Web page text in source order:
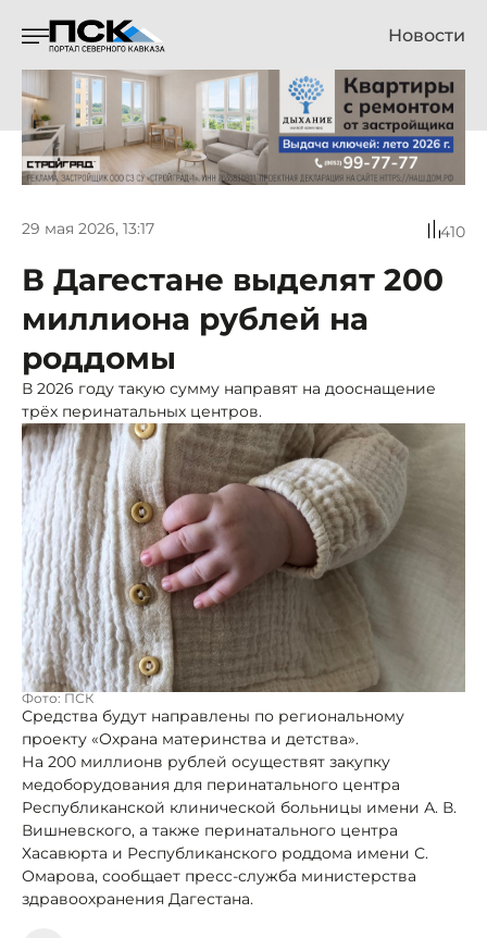
Новости
29 мая 2026, 13:17 410
В Дагестане выделят 200
миллиона рублей на
роддомы
В 2026 году такую сумму направят на дооснащение
трёх перинатальных центров.
Фото: ПСК
Средства будут направлены по региональному
проекту «Охрана материнства и детства».
На 200 миллионв рублей осуществят закупку
медоборудования для перинатального центра
Республиканской клинической больницы имени А. В.
Вишневского, а также перинатального центра
Хасавюрта и Республиканского роддома имени С.
Омарова, сообщает пресс-служба министерства
здравоохранения Дагестана.